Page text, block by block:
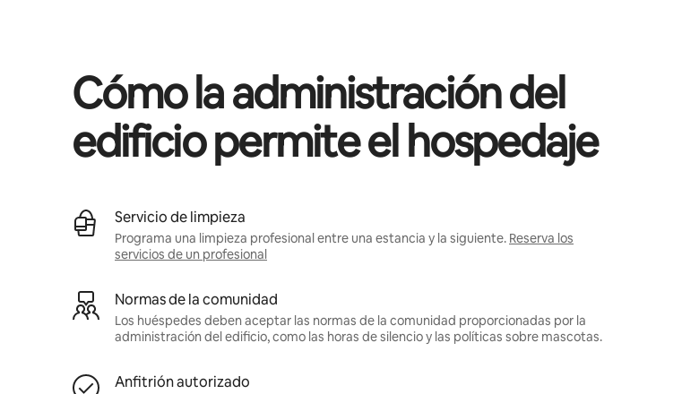
Cómo la administración del
edificio permite el hospedaje
Servicio de limpieza
Programa una limpieza profesional entre una estancia y la siguiente. Reserva los
servicios de un profesional
Normas de la comunidad
Los huéspedes deben aceptar las normas de la comunidad proporcionadas por la
administración del edificio, como las horas de silencio y las políticas sobre mascotas.
Anfitrión autorizado